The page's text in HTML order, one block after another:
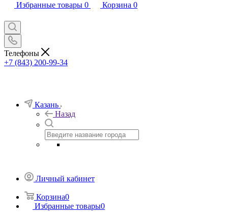
Избранные товары 0 Корзина 0
Телефоны
+7 (843) 200-99-34
Казань
Назад
Личный кабинет
Корзина0
Избранные товары0